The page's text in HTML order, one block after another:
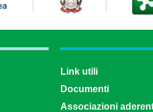
Link utili
Documenti
Associazioni